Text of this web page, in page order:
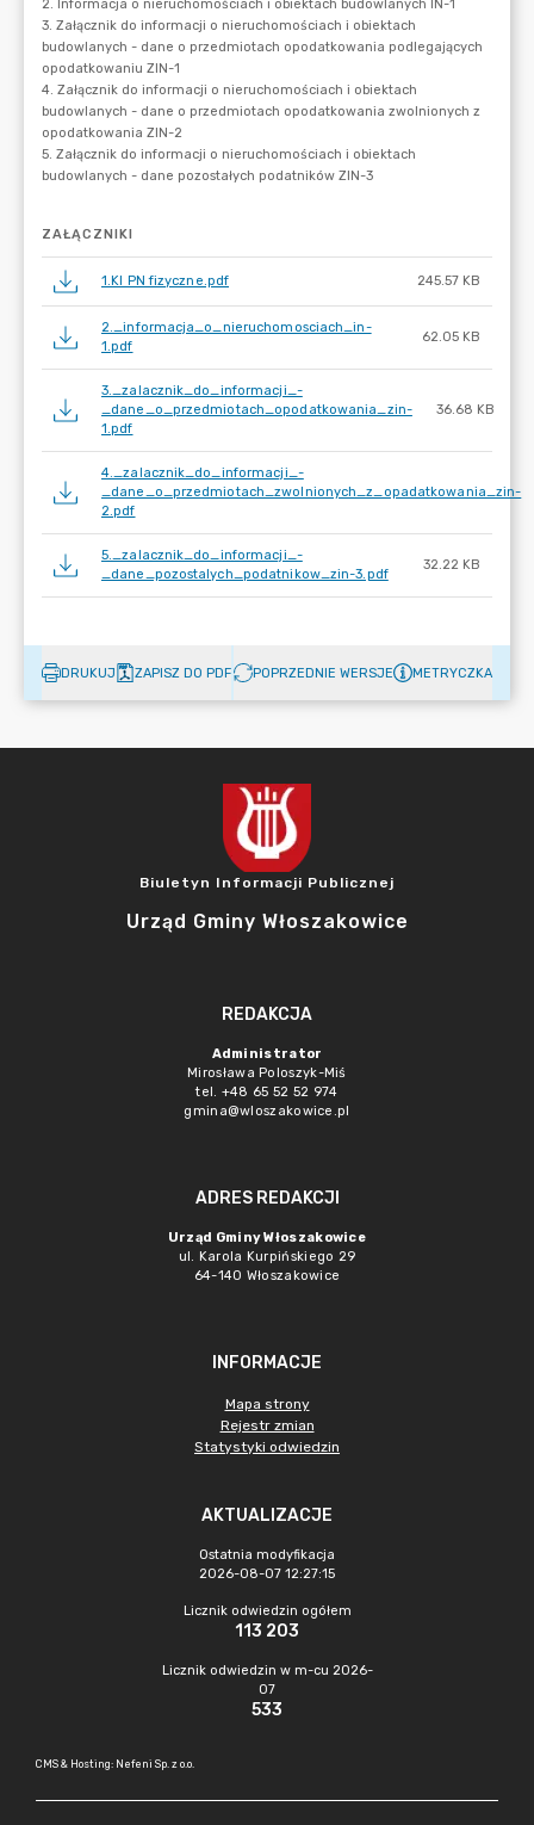
ZAŁĄCZNIKI
1.KI PN fizyczne.pdf 245.57 KB
2._informacja_o_nieruchomosciach_in-
1.pdf
62.05 KB
3._zalacznik_do_informacji_-
_dane_o_przedmiotach_opodatkowania_zin-
1.pdf
36.68 KB
4._zalacznik_do_informacji_-
_dane_o_przedmiotach_zwolnionych_z_opadatkowania_zin-
2.pdf
5._zalacznik_do_informacji_-
_dane_pozostalych_podatnikow_zin-3.pdf
32.22 KB
DRUKUJ ZAPISZ DO PDF POPRZEDNIE WERSJE METRYCZKA
Biuletyn Informacji Publicznej
Urząd Gminy Włoszakowice
REDAKCJA
Administrator
Mirosława Poloszyk-Miś
tel. +48 65 52 52 974
gmina@wloszakowice.pl
ADRES REDAKCJI
Urząd Gminy Włoszakowice
ul. Karola Kurpińskiego 29
64-140 Włoszakowice
INFORMACJE
Mapa strony
Rejestr zmian
Statystyki odwiedzin
AKTUALIZACJE
Ostatnia modyfikacja
2026-08-07 12:27:15
Licznik odwiedzin ogółem
113 203
Licznik odwiedzin w m-cu 2026-
07
533
CMS & Hosting: Nefeni Sp. z o.o.